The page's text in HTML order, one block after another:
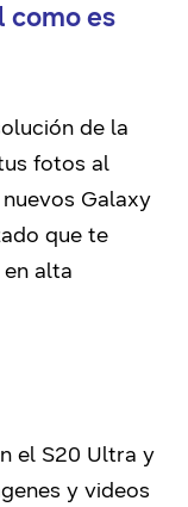
como es
de la
fotos al
Galaxy
que te
alta
el S20 Ultra y
y videos